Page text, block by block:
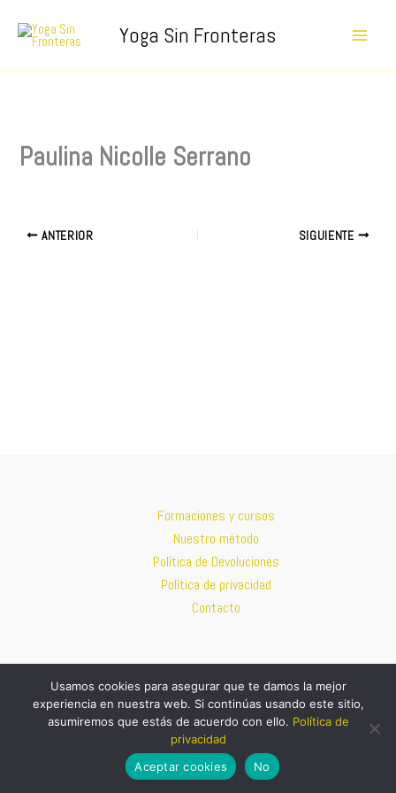
Yoga Sin Fronteras
Paulina Nicolle Serrano
ANTERIOR SIGUIENTE
Formaciones y cursos
Nuestro método
Política de Devoluciones
Política de privacidad
Contacto
: ES22 0081 0013 6300 0184 9386 –SWIFT/BIC: BSABESBBXXX
paypal.me/YogaSinFronterasES
Usamos cookies para asegurar que te damos la mejor
experiencia en nuestra web. Si continúas usando este sitio,
asumiremos que estás de acuerdo con ello. Política de
privacidad
Aceptar cookies
No